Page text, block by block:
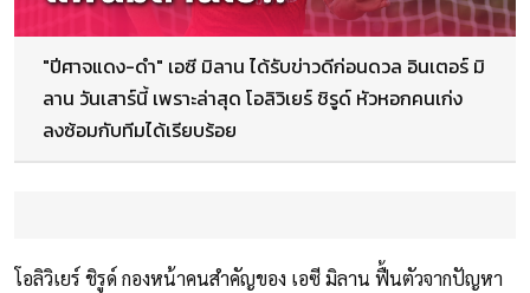
"ปีศาจแดง-ดำ" เอซี มิลาน ได้รับข่าวดีก่อนดวล อินเตอร์ มิ
ลาน วันเสาร์นี้ เพราะล่าสุด โอลิวิเยร์ ชิรูด์ หัวหอกคนเก่ง
ลงซ้อมกับทีมได้เรียบร้อย
โอลิวิเยร์ ชิรูด์ กองหน้าคนสำคัญของ เอซี มิลาน ฟื้นตัวจากปัญหา